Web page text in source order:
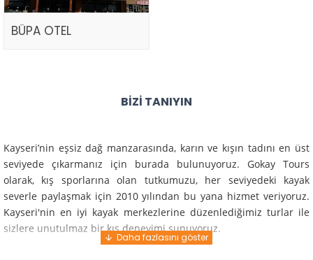
BÜPA OTEL
BIZI TANIYIN
Kayseri’nin eşsiz dağ manzarasında, karın ve kışın tadını en üst
seviyede çıkarmanız için burada bulunuyoruz. Gokay Tours
olarak, kış sporlarına olan tutkumuzu, her seviyedeki kayak
severle paylaşmak için 2010 yılından bu yana hizmet veriyoruz.
Kayseri'nin en iyi kayak merkezlerine düzenlediğimiz turlar ile
sizlere unutulmaz bir kış deneyimi sunuyoruz.